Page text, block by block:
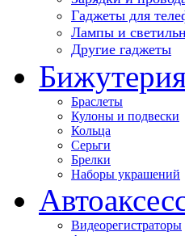
Гаджеты для
Лампы и
Другие гаджеты
Браслеты
Кулоны и подвески
Кольца
Серьги
Брелки
Наборы украшений
Видеорегистраторы